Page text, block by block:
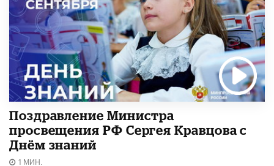
Поздравление Министра
просвещения РФ Сергея Кравцова с
Днём знаний
1 МИН.